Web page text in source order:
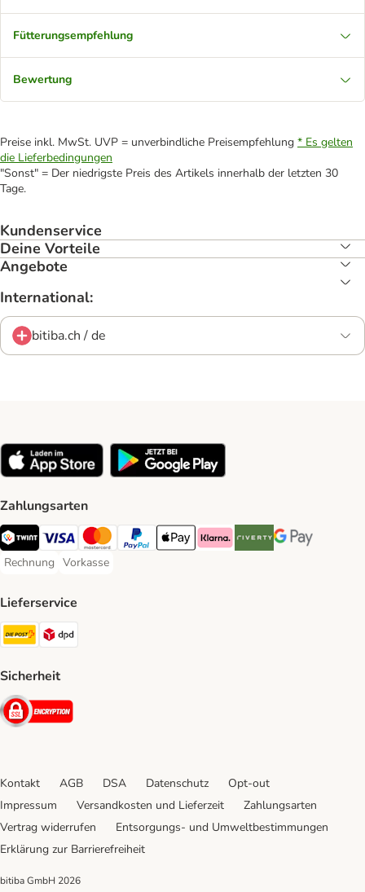
Fütterungsempfehlung
Bewertung
Preise inkl. MwSt. UVP = unverbindliche Preisempfehlung * Es gelten
die Lieferbedingungen
"Sonst" = Der niedrigste Preis des Artikels innerhalb der letzten 30
Tage.
Kundenservice
Deine Vorteile
Angebote
International:
bitiba.ch / de
Zahlungsarten
TWINT Payment Method
Visa Payment Method
MasterCard Payment Method
PayPal Payment Method
Apple Pay Payment Method
Klarna Payment Method
Riverty Payment Method
Google Pay
Rechnung
Rechnung Payment Method
Vorkasse
Vorkasse Payment Method
Lieferservice
Die Post Shipping Method
Sicherheit
Security
Kontakt AGB DSA Datenschutz
Opt-out
Impressum
Versandkosten und Lieferzeit
Zahlungsarten
Vertrag widerrufen
Entsorgungs- und Umweltbestimmungen
Erklärung zur Barrierefreiheit
bitiba GmbH 2026